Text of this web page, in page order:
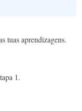
tuas aprendizagens.
1.